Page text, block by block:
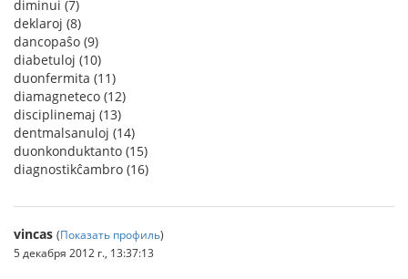
diminui (7)
deklaroj (8)
dancopaŝo (9)
diabetuloj (10)
duonfermita (11)
diamagneteco (12)
disciplinemaj (13)
dentmalsanuloj (14)
duonkonduktanto (15)
diagnostikĉambro (16)
vincas (Показать профиль)
5 декабря 2012 г., 13:37:13